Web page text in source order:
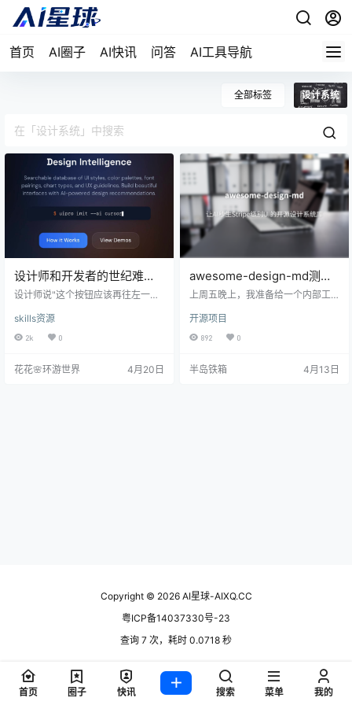
首页 AI圈子 AI快讯 问答 AI工具导航
全部标签 设计系统
设计师和开发者的世纪难
题：这个开源技能把UI/UX做
设计师说"这个按钮应该再往左一
啊"——这种对话在每一个产品团队
里都在上演。设计师追求的是体验
过。直到我发现了UI/UX PRO MAX
skills资源
2k 0
花花🌸环游世界 4月20日
awesome-design-md测
评：让AI秒生Stripe级别UI
上周五晚上，我准备给一个内部工
果AI给我生成了一个"五彩斑斓的
黑"——配色混乱、圆角不统一、间
awesome-design-md。 看了下说
开源项目
892 0
半岛铁箱 4月13日
Copyright © 2026AI星球-AIXQ.CC
粤ICP备14037330号-23
查询 7 次，耗时 0.0718 秒
首页 圈子 快讯 搜索 菜单 我的